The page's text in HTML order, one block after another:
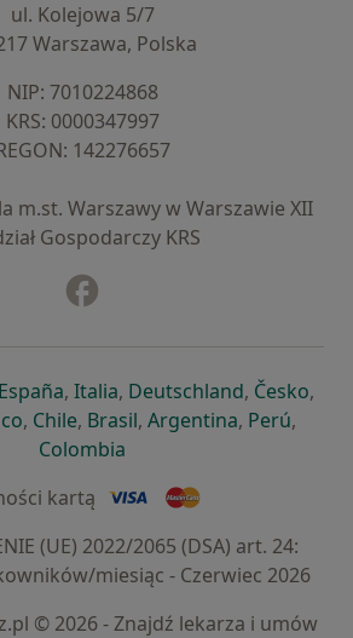
ul. Kolejowa 5/7
Warszawa, Polska
NIP: ⁠7010224868
KRS: ⁠0000347997
⁠142276657
m.st. Warszawy w Warszawie XII
Gospodarczy KRS
w nowej karcie
się w nowej karcie
Españaotwiera się w nowej karcie
, Italiaotwiera się w nowej
, Deutschlandotwiera się
, Česko,
się w nowej karcie
otwiera się w nowej karcie
, Chileotwiera się w nowej karcie
, Brasilotwiera się w nowej
, Argentinaotwiera się
, Perú,
Colombia
kartą
(UE) 2022/2065 (DSA) art. 24:
miesiąc - Czerwiec 2026
© 2026 - Znajdź lekarza i umów